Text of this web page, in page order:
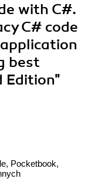
with C#.
C# code
best
Edition"
Pocketbook,